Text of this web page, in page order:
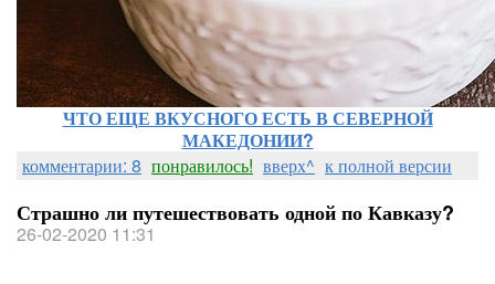
ЧТО ЕЩЕ ВКУСНОГО ЕСТЬ В СЕВЕРНОЙ
МАКЕДОНИИ?
комментарии: 8 понравилось! вверх^ к полной версии
Страшно ли путешествовать одной по Кавказу?
26-02-2020 11:31